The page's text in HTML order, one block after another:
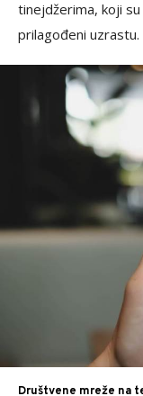
tinejdžerima, koji
prilagođeni uzrastu.
Društvene mreže na